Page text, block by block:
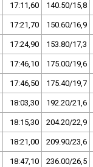
17:11,60 140.50/15,8
17:21,70 150.60/16,9
17:24,90 153.80/17,3
17:46,10 175.00/19,6
17:46,50 175.40/19,7
18:03,30 192.20/21,6
18:15,30 204.20/22,9
18:21,00 209.90/23,6
18:47,10 236.00/26,5